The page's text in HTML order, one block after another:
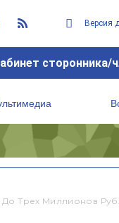
Версия
сторонника/
До Трех Миллионов